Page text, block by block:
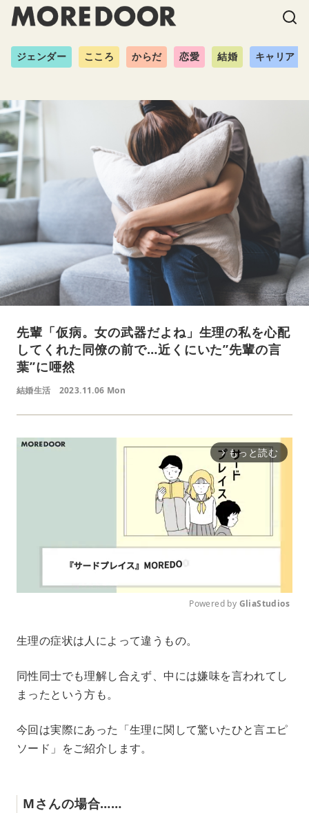
ジェンダー こころ からだ 恋愛 結婚 キャリア
先輩「仮病。女の武器だよね」生理の私を心配
してくれた同僚の前で…近くにいた”先輩の言
葉”に唖然
結婚生活 2023.11.06 Mon
arrow_forward_ios もっと読む
e
Powered by GliaStudios
生理の症状は人によって違うもの。
同性同士でも理解し合えず、中には嫌味を言われてし
まったという方も。
今回は実際にあった「生理に関して驚いたひと言エピ
ソード」をご紹介します。
Mさんの場合……